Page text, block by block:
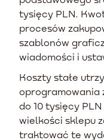
tysięcy PLN.
procesów
szablonów
wiadomości i
Koszty stałe
oprogramowania
do 10 tysięcy
wielkości sklepu
traktować te